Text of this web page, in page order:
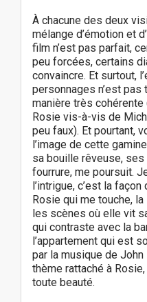
À chacune des deux
mélange d’émotion et
film n’est pas parfait,
peu forcées, certains
convaincre. Et surtout,
personnages n’est pas
manière très
Rosie vis-à-vis de
peu faux). Et pourtant,
l’image de cette
sa bouille rêveuse,
fourrure, me poursuit.
l’intrigue, c’est la
Rosie qui me touche,
les scènes où elle vit
qui contraste avec la
l’appartement qui est
par la musique de
thème rattaché à
toute beauté.